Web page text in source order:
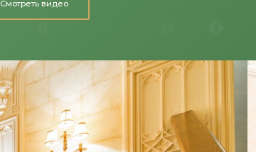
Смотреть видео